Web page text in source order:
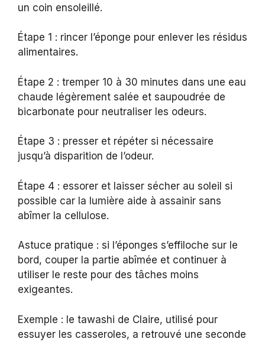
un coin ensoleillé.
Étape 1 : rincer l’éponge pour enlever les résidus
alimentaires.
Étape 2 : tremper 10 à 30 minutes dans une eau
chaude légèrement salée et saupoudrée de
bicarbonate pour neutraliser les odeurs.
Étape 3 : presser et répéter si nécessaire
jusqu’à disparition de l’odeur.
Étape 4 : essorer et laisser sécher au soleil si
possible car la lumière aide à assainir sans
abîmer la cellulose.
Astuce pratique : si l’éponges s’effiloche sur le
bord, couper la partie abîmée et continuer à
utiliser le reste pour des tâches moins
exigeantes.
Exemple : le tawashi de Claire, utilisé pour
essuyer les casseroles, a retrouvé une seconde